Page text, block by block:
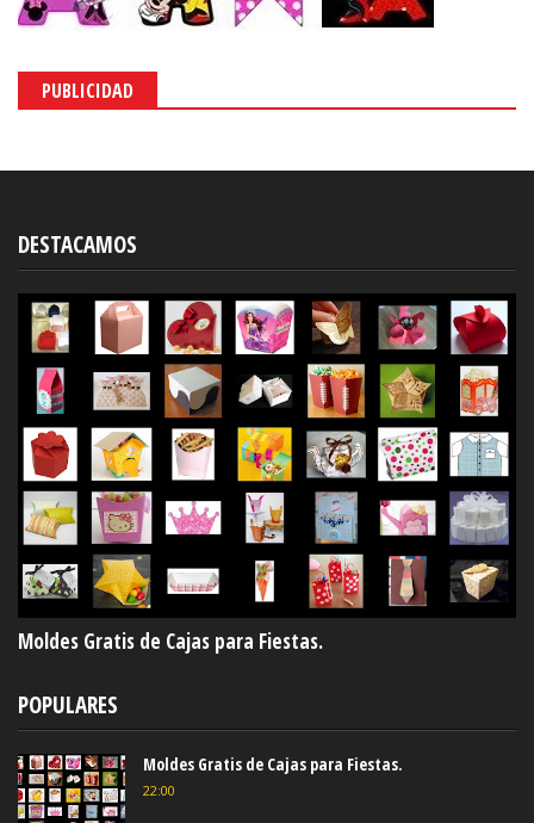
PUBLICIDAD
DESTACAMOS
Moldes Gratis de Cajas para Fiestas.
POPULARES
Moldes Gratis de Cajas para Fiestas.
22:00